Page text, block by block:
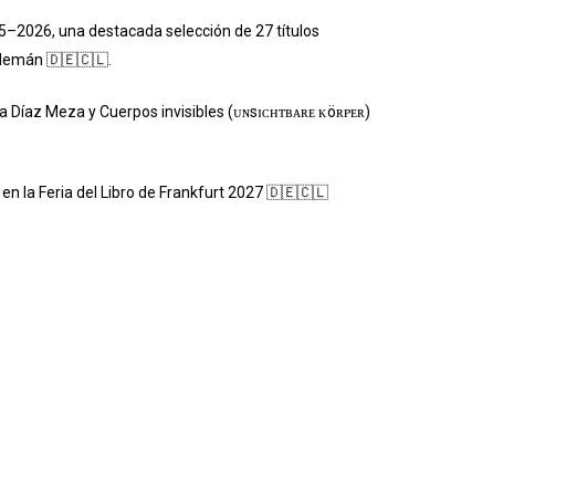
una destacada selección de 27 títulos
🇩🇪🇨🇱.
Meza y Cuerpos invisibles (ᴜɴsɪᴄʜᴛʙᴀʀᴇ ᴋöʀᴘᴇʀ)
en la Feria del Libro de Frankfurt 2027 🇩🇪🇨🇱